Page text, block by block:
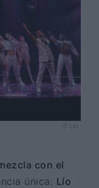
© Lío
con el
única: Lío